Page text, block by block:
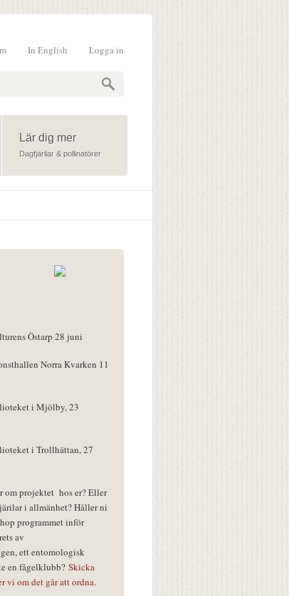
Logga in
In English
Lär dig mer
Dagfjärilar & pollinatörer
Östarp 28 juni
Norra Kvarken 11
i Mjölby, 23
i Trollhättan, 27
om projektet hos er? Eller
i allmänhet? Håller ni
programmet inför
av
ett entomologisk
en fågelklubb? Skicka
vi om det går att ordna.